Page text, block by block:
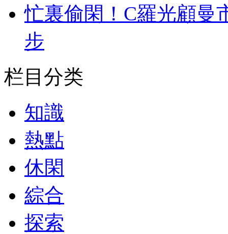
忙裏偷閑 ！C羅光顧
步
栏目分类
知識
熱點
休閑
綜合
探索